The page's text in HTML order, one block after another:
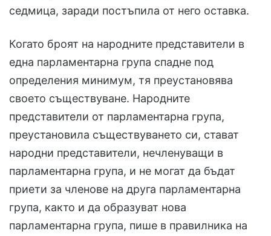
седмица, заради постъпила от него оставка.
Когато броят на народните представители в
една парламентарна група спадне под
определения минимум, тя преустановява
своето съществуване. Народните
представители от парламентарна група,
преустановила съществуването си, стават
народни представители, нечленуващи в
парламентарна група, и не могат да бъдат
приети за членове на друга парламентарна
група, както и да образуват нова
парламентарна група, пише в правилника на